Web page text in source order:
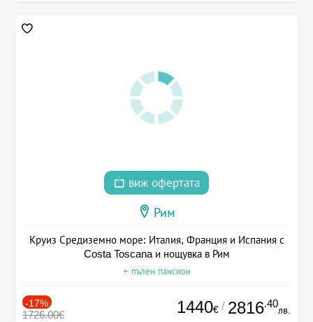
виж офертата
Рим
Круиз Средиземно море: Италия, Франция и Испания с
Costa Toscana и нощувка в Рим
+ пълен пансион
-17%
1726.00€ 1440€ / 2816.40
лв.